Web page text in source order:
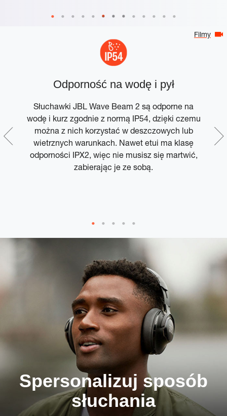
Filmy
Odporność na wodę i pył
Słuchawki JBL Wave Beam 2 są odporne na
wodę i kurz zgodnie z normą IP54, dzięki czemu
można z nich korzystać w deszczowych lub
wietrznych warunkach. Nawet etui ma klasę
odporności IPX2, więc nie musisz się martwić,
zabierając je ze sobą.
Spersonalizuj sposób
słuchania